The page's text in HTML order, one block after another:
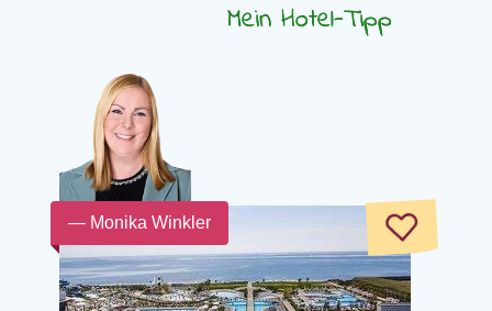
Mein Hotel-Tipp
— Monika Winkler